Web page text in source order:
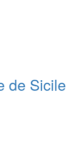
de Sicile